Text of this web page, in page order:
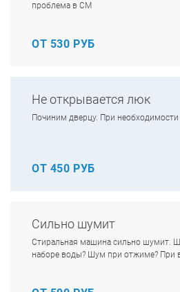
проблема в СМ
ОТ 530 РУБ
Не открывается люк
Починим дверцу. При
ОТ 450 РУБ
Сильно шумит
Стиральная машина сильно шумит.
наборе воды? Шум при отжиме? При